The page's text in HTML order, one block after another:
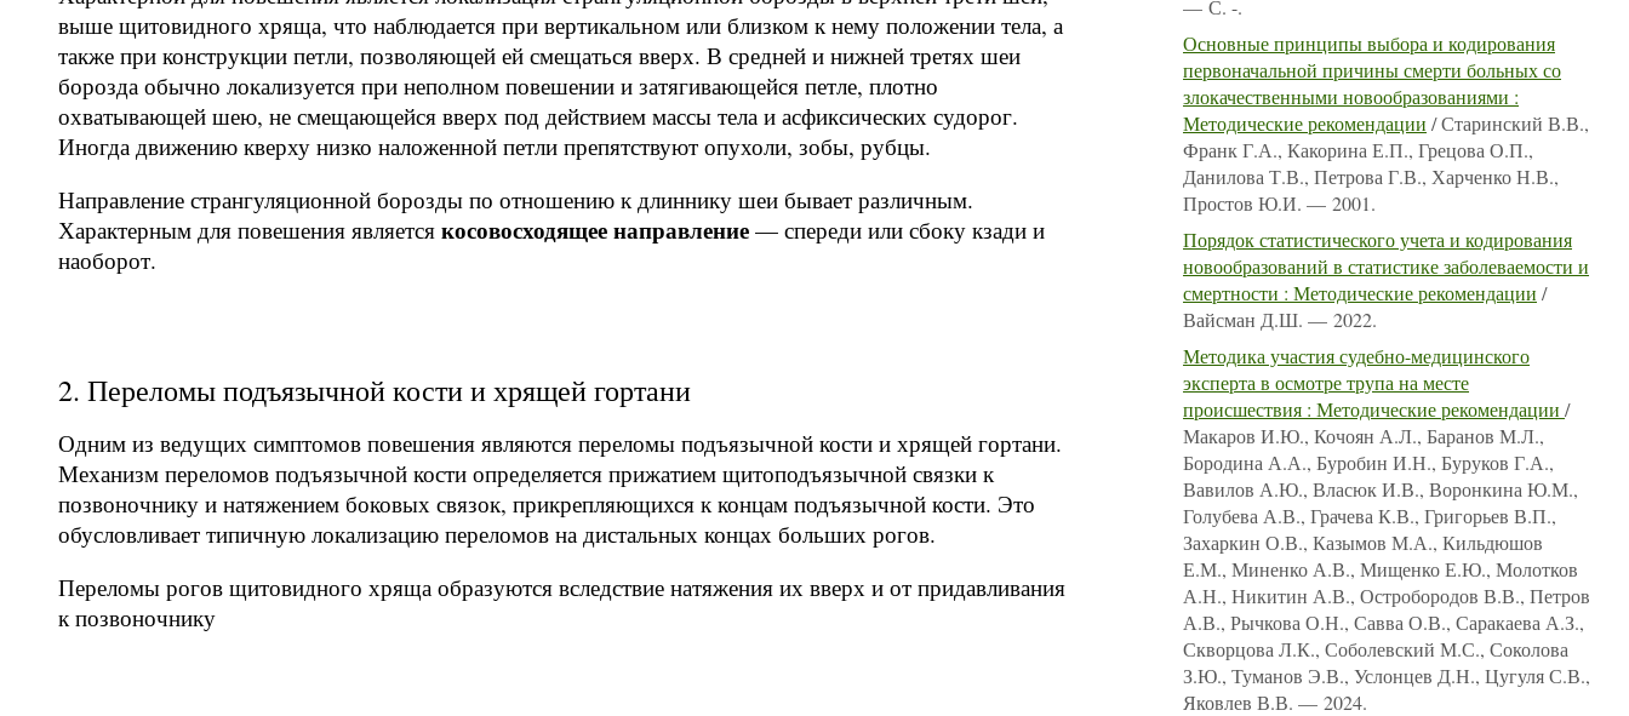
выше щитовидного хряща, что наблюдается при вертикальном или близком к нему положении тела, а
также при конструкции петли, позволяющей ей смещаться вверх. В средней и нижней третях шеи
борозда обычно локализуется при неполном повешении и затягивающейся петле, плотно
охватывающей шею, не смещающейся вверх под действием массы тела и асфиксических судорог.
Иногда движению кверху низко наложенной петли препятствуют опухоли, зобы, рубцы.
Направление странгуляционной борозды по отношению к длиннику шеи бывает различным.
Характерным для повешения является косовосходящее направление — спереди или сбоку кзади и
наоборот.
2. Переломы подъязычной кости и хрящей гортани
Одним из ведущих симптомов повешения являются переломы подъязычной кости и хрящей гортани.
Механизм переломов подъязычной кости определяется прижатием щитоподъязычной связки к
позвоночнику и натяжением боковых связок, прикрепляющихся к концам подъязычной кости. Это
обусловливает типичную локализацию переломов на дистальных концах больших рогов.
Переломы рогов щитовидного хряща образуются вследствие натяжения их вверх и от придавливания
к позвоночнику
— С. -.
Основные принципы выбора и кодирования
первоначальной причины смерти больных со
злокачественными новообразованиями :
Методические рекомендации / Старинский В.В.,
Франк Г.А., Какорина Е.П., Грецова О.П.,
Данилова Т.В., Петрова Г.В., Харченко Н.В.,
Простов Ю.И. — 2001.
Порядок статистического учета и кодирования
новообразований в статистике заболеваемости и
смертности : Методические рекомендации /
Вайсман Д.Ш. — 2022.
Методика участия судебно-медицинского
эксперта в осмотре трупа на месте
происшествия : Методические рекомендации /
Макаров И.Ю., Кочоян А.Л., Баранов М.Л.,
Бородина А.А., Буробин И.Н., Буруков Г.А.,
Вавилов А.Ю., Власюк И.В., Воронкина Ю.М.,
Голубева А.В., Грачева К.В., Григорьев В.П.,
Захаркин О.В., Казымов М.А., Кильдюшов
Е.М., Миненко А.В., Мищенко Е.Ю., Молотков
А.Н., Никитин А.В., Остробородов В.В., Петров
А.В., Рычкова О.Н., Савва О.В., Саракаева А.З.,
Скворцова Л.К., Соболевский М.С., Соколова
З.Ю., Туманов Э.В., Услонцев Д.Н., Цугуля С.В.,
Яковлев В.В. — 2024.